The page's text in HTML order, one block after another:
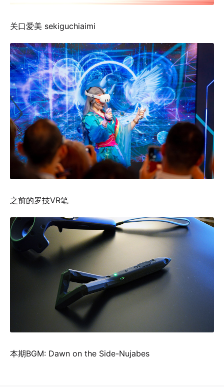
关口爱美 sekiguchiaimi
之前的罗技VR笔
本期BGM: Dawn on the Side-Nujabes